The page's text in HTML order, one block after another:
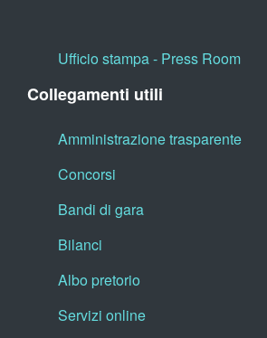
Ufficio stampa - Press Room
Collegamenti utili
Amministrazione trasparente
Concorsi
Bandi di gara
Bilanci
Albo pretorio
Servizi online